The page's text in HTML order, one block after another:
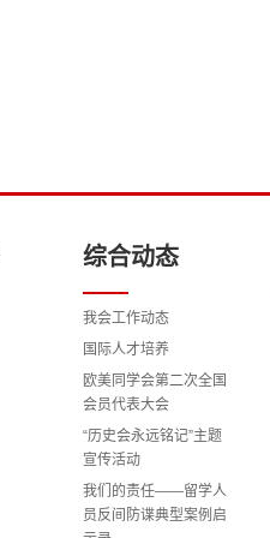
综合动态
我会工作动态
国际人才培养
欧美同学会第二次全国
会员代表大会
“历史会永远铭记”主题
宣传活动
我们的责任——留学人
员反间防谍典型案例启